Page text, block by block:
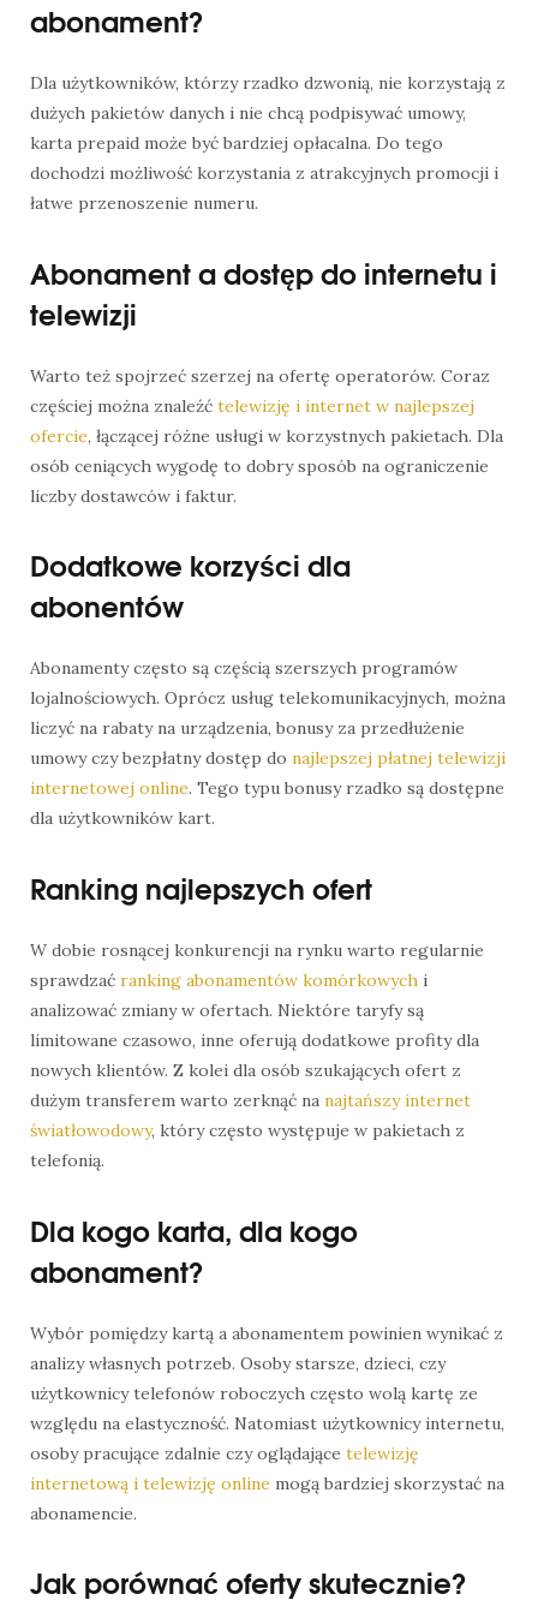
abonament?
Dla użytkowników, którzy rzadko dzwonią, nie korzystają z
dużych pakietów danych i nie chcą podpisywać umowy,
karta prepaid może być bardziej opłacalna. Do tego
dochodzi możliwość korzystania z atrakcyjnych promocji i
łatwe przenoszenie numeru.
Abonament a dostęp do internetu i
telewizji
Warto też spojrzeć szerzej na ofertę operatorów. Coraz
częściej można znaleźć telewizję i internet w najlepszej
ofercie, łączącej różne usługi w korzystnych pakietach. Dla
osób ceniących wygodę to dobry sposób na ograniczenie
liczby dostawców i faktur.
Dodatkowe korzyści dla
abonentów
Abonamenty często są częścią szerszych programów
lojalnościowych. Oprócz usług telekomunikacyjnych, można
liczyć na rabaty na urządzenia, bonusy za przedłużenie
umowy czy bezpłatny dostęp do najlepszej płatnej telewizji
internetowej online. Tego typu bonusy rzadko są dostępne
dla użytkowników kart.
Ranking najlepszych ofert
W dobie rosnącej konkurencji na rynku warto regularnie
sprawdzać ranking abonamentów komórkowych i
analizować zmiany w ofertach. Niektóre taryfy są
limitowane czasowo, inne oferują dodatkowe profity dla
nowych klientów. Z kolei dla osób szukających ofert z
dużym transferem warto zerknąć na najtańszy internet
światłowodowy, który często występuje w pakietach z
telefonią.
Dla kogo karta, dla kogo
abonament?
Wybór pomiędzy kartą a abonamentem powinien wynikać z
analizy własnych potrzeb. Osoby starsze, dzieci, czy
użytkownicy telefonów roboczych często wolą kartę ze
względu na elastyczność. Natomiast użytkownicy internetu,
osoby pracujące zdalnie czy oglądające telewizję
internetową i telewizję online mogą bardziej skorzystać na
abonamencie.
Jak porównać oferty skutecznie?